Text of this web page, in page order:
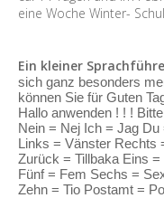
eine Woche Winter-
Ein kleiner
sich ganz besonders
können Sie für Guten
Hallo anwenden ! ! !
Nein = Nej Ich = Jag
Links = Vänster Rechts
Zurück = Tillbaka Eins
Fünf = Fem Sechs =
Zehn = Tio Postamt =